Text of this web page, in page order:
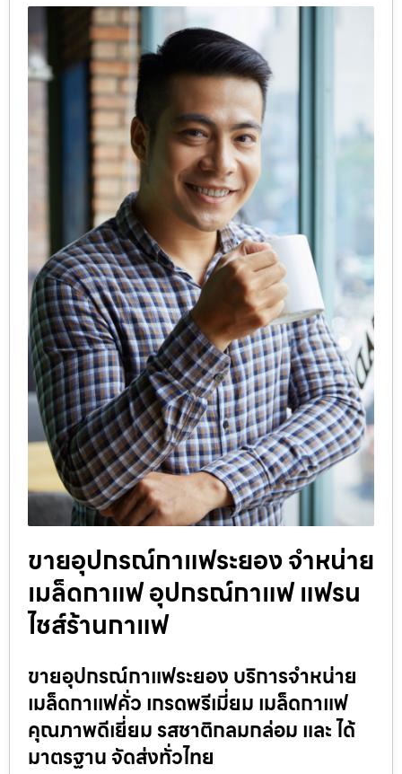
ขายอุปกรณ์กาแฟระยอง จำหน่าย
เมล็ดกาแฟ อุปกรณ์กาแฟ แฟรน
ไชส์ร้านกาแฟ
ขายอุปกรณ์กาแฟระยอง บริการจำหน่าย
เมล็ดกาแฟคั่ว เกรดพรีเมี่ยม เมล็ดกาแฟ
คุณภาพดีเยี่ยม รสชาติกลมกล่อม และ ได้
มาตรฐาน จัดส่งทั่วไทย